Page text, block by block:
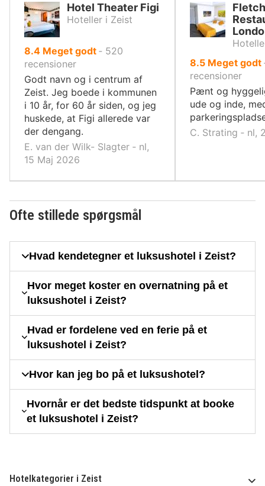
Hotel Theater Figi
Hoteller i Zeist
8.4ud
af
10,
Meget godt ‐ 520
recensioner
Godt navn og i centrum af
Zeist. Jeg boede i kommunen
i 10 år, for 60 år siden, og jeg
huskede, at Figi allerede var
der dengang.
E. van der Wilk- Slagter ‐ nl,
15 Maj 2026
8.5ud
af
10,
Meget godt
recensioner
Pænt og
ude og inde,
C. Strating ‐ nl,
Ofte stillede spørgsmål
Hvad kendetegner et luksushotel i Zeist?
Hvor meget koster en overnatning på et
luksushotel i Zeist?
Hvad er fordelene ved en ferie på et
luksushotel i Zeist?
Hvor kan jeg bo på et luksushotel?
Hvornår er det bedste tidspunkt at booke
et luksushotel i Zeist?
Hotelkategorier i Zeist